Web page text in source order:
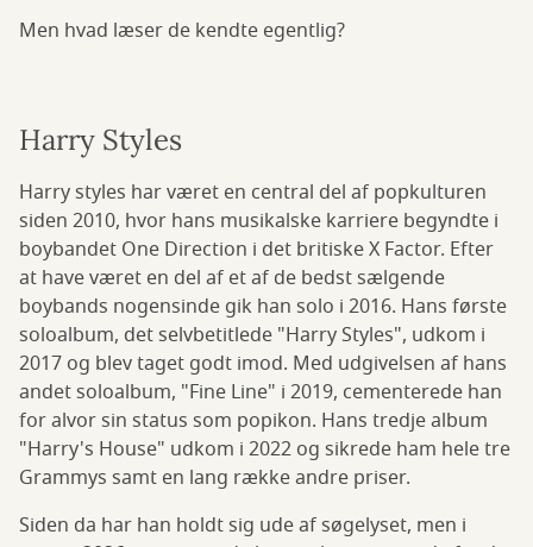
Men hvad læser de kendte egentlig?
Harry Styles
Harry styles har været en central del af popkulturen
siden 2010, hvor hans musikalske karriere begyndte i
boybandet One Direction i det britiske X Factor. Efter
at have været en del af et af de bedst sælgende
boybands nogensinde gik han solo i 2016. Hans første
soloalbum, det selvbetitlede "Harry Styles", udkom i
2017 og blev taget godt imod. Med udgivelsen af hans
andet soloalbum, "Fine Line" i 2019, cementerede han
for alvor sin status som popikon. Hans tredje album
"Harry's House" udkom i 2022 og sikrede ham hele tre
Grammys samt en lang række andre priser.
Siden da har han holdt sig ude af søgelyset, men i